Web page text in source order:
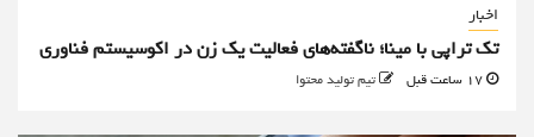
اخبار
تک تراپی با مینا؛ ناگفته‌های فعالیت یک زن در اکوسیستم فناوری
تیم تولید محتوا